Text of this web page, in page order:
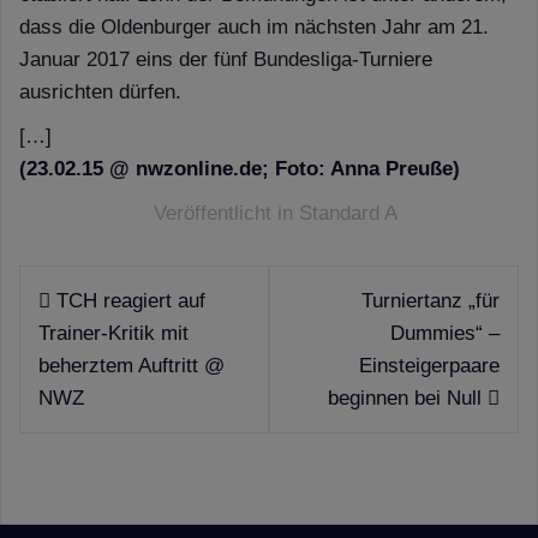
dass die Oldenburger auch im nächsten Jahr am 21.
Januar 2017 eins der fünf Bundesliga-Turniere
ausrichten dürfen.
[…]
(23.02.15 @ nwzonline.de; Foto: Anna Preuße)
Veröffentlicht in Standard A
Beitragsnavigation
TCH reagiert auf
Trainer-Kritik mit
beherztem Auftritt @
NWZ
Turniertanz „für
Dummies“ –
Einsteigerpaare
beginnen bei Null